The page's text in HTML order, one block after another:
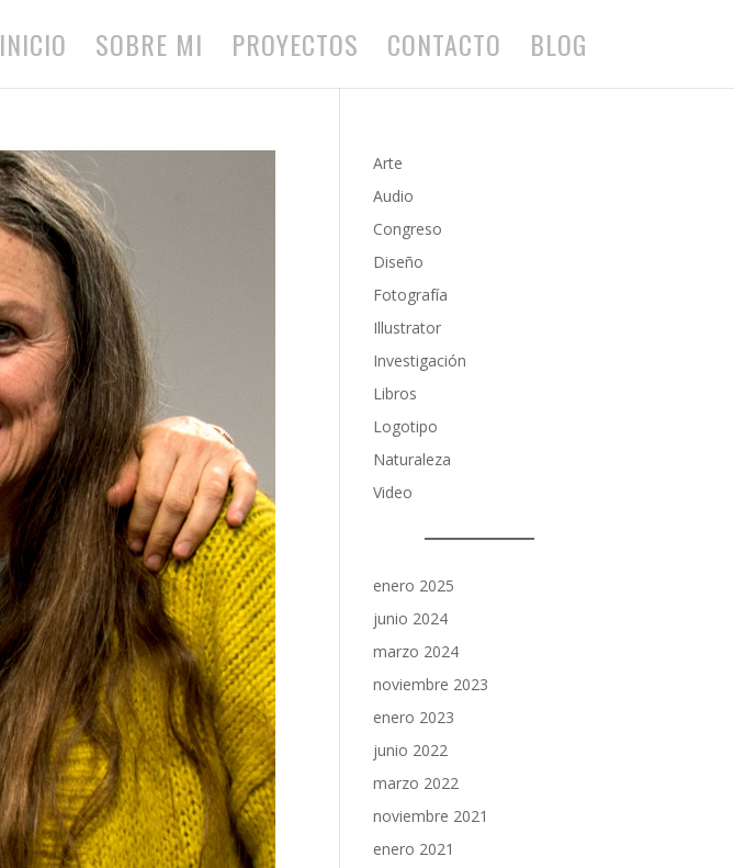
INICIO SOBRE MI PROYECTOS CONTACTO BLOG
Arte
Audio
Congreso
Diseño
Fotografía
Illustrator
Investigación
Libros
Logotipo
Naturaleza
Video
enero 2025
junio 2024
marzo 2024
noviembre 2023
enero 2023
junio 2022
marzo 2022
noviembre 2021
enero 2021